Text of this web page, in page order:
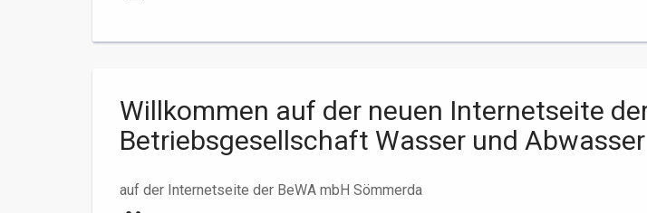
Willkommen auf der neuen Internetseite
Betriebsgesellschaft Wasser und
auf der Internetseite der BeWA mbH Sömmerda